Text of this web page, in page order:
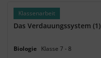
Klassenarbeit
Das Verdauungssystem (1)
Biologie Klasse 7 ‐ 8